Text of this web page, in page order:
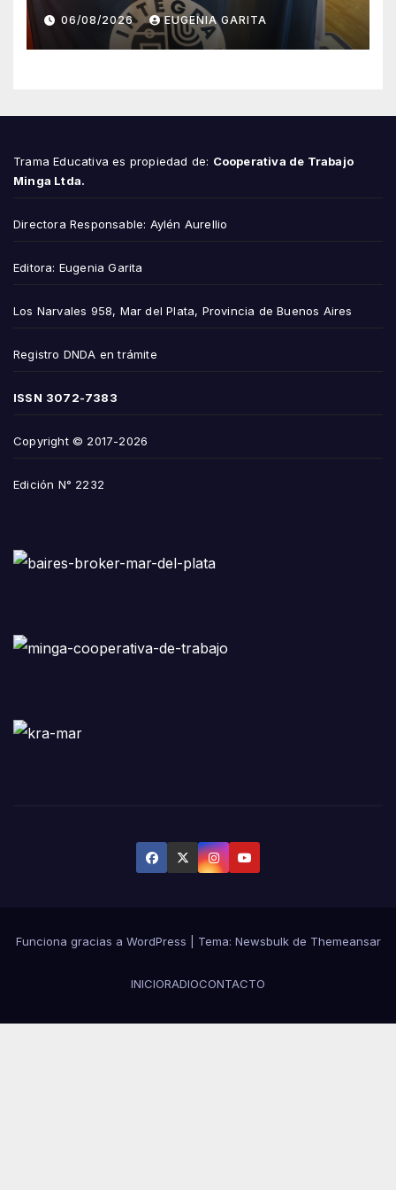
esfuerzo familiar y la jugada
que valió un Mundial
06/08/2026 EUGENIA GARITA
Trama Educativa es propiedad de: Cooperativa de Trabajo
Minga Ltda.
Directora Responsable: Aylén Aurellio
Editora: Eugenia Garita
Los Narvales 958, Mar del Plata, Provincia de Buenos Aires
Registro DNDA en trámite
ISSN 3072-7383
Copyright © 2017-2026
Edición N° 2232
Funciona gracias a WordPress Tema: Newsbulkde Themeansar
INICIORADIOCONTACTO